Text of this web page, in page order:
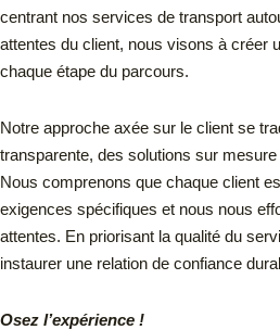
centrant nos services de transport
attentes du client, nous visons à créer
chaque étape du parcours.
Notre approche axée sur le client se
transparente, des solutions sur
Nous comprenons que chaque client
exigences spécifiques et nous nous
attentes. En priorisant la qualité du
instaurer une relation de confiance
Osez l’expérience !